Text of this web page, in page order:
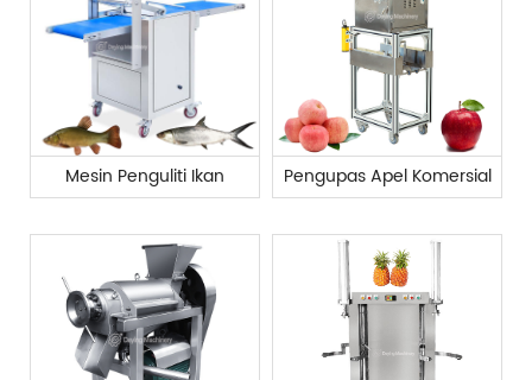
Mesin Penguliti Ikan Pengupas Apel Komersial